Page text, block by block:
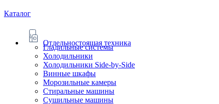
Каталог
Отдельностоящая техника
Гладильные системы
Холодильники
Холодильники Side-by-Side
Винные шкафы
Морозильные камеры
Стиральные машины
Сушильные машины